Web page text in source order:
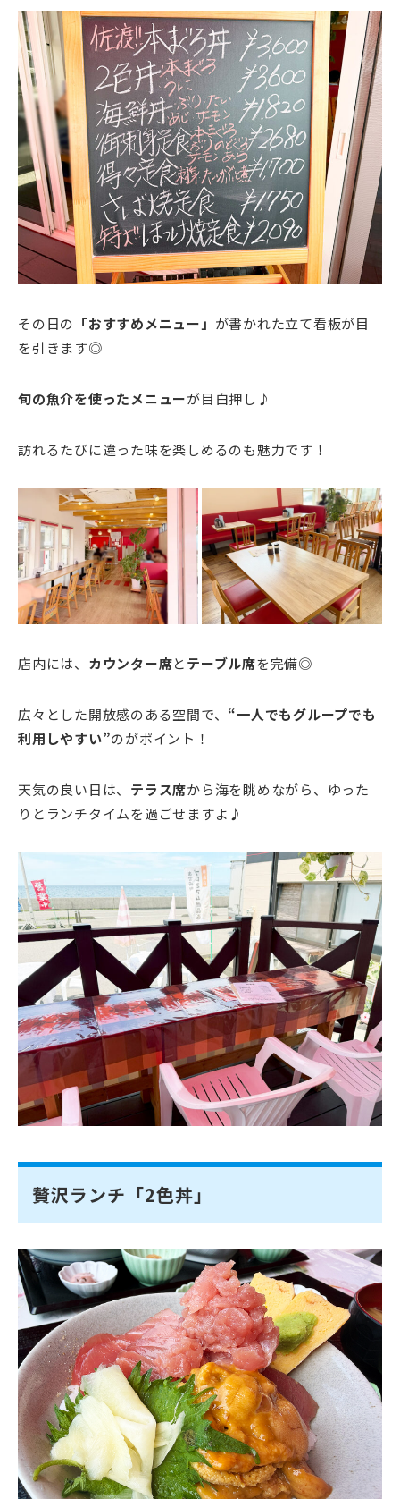
その日の 「おすすめメニュー」 が書かれた立て看板が目
を引きます◎
旬の魚介を使ったメニューが目白押し♪
訪れるたびに違った味を楽しめるのも魅力です！
店内には、 カウンター席とテーブル席を完備◎
広々とした開放感のある空間で、 “一人でもグループでも
利用しやすい”のがポイント！
天気の良い日は、 テラス席から海を眺めながら、ゆった
りとランチタイムを過ごせますよ♪
贅沢ランチ「2色丼」